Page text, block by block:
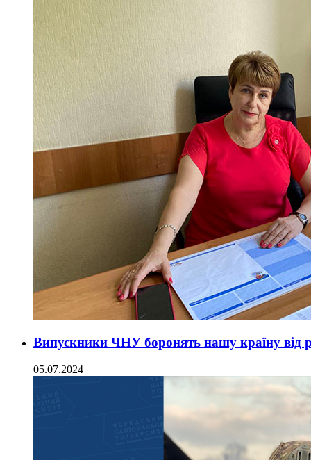
Випускники ЧНУ боронять нашу країну від
05.07.2024